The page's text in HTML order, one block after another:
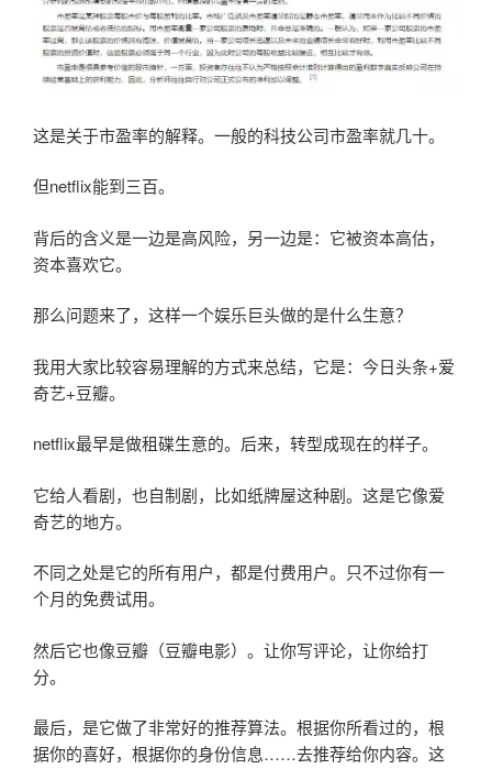
这是关于市盈率的解释。一般的科技公司市盈率就几十。
但netflix能到三百。
背后的含义是一边是高风险，另一边是：它被资本高估，
资本喜欢它。
那么问题来了，这样一个娱乐巨头做的是什么生意？
我用大家比较容易理解的方式来总结，它是：今日头条+爱
奇艺+豆瓣。
netflix最早是做租碟生意的。后来，转型成现在的样子。
它给人看剧，也自制剧，比如纸牌屋这种剧。这是它像爱
奇艺的地方。
不同之处是它的所有用户，都是付费用户。只不过你有一
个月的免费试用。
然后它也像豆瓣（豆瓣电影）。让你写评论，让你给打
分。
最后，是它做了非常好的推荐算法。根据你所看过的，根
据你的喜好，根据你的身份信息……去推荐给你内容。这